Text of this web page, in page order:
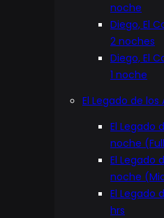
noche
Diego, El
2 noches
Diego, El
1 noche
El Legado de los
El Legado
noche
El Legado
noche
El Legado
hrs